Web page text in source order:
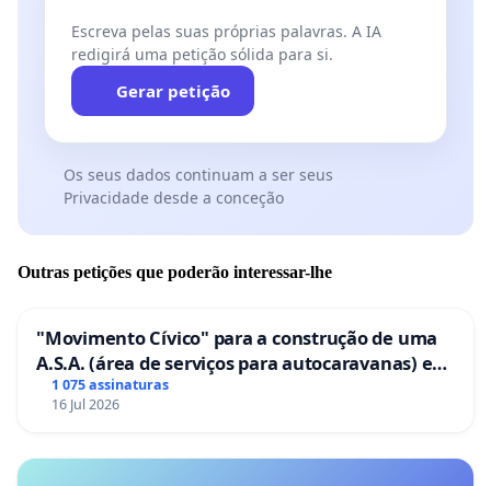
Escreva pelas suas próprias palavras. A IA
redigirá uma petição sólida para si.
Gerar petição
Os seus dados continuam a ser seus
Privacidade desde a conceção
Outras petições que poderão interessar-lhe
"Movimento Cívico" para a construção de uma
A.S.A. (área de serviços para autocaravanas) em
Coimbra
1 075 assinaturas
16 Jul 2026